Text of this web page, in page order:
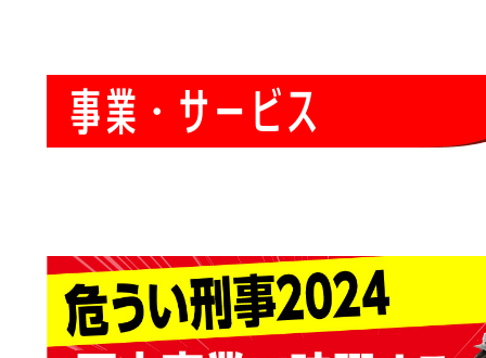
事業 ・ サ ー ビス